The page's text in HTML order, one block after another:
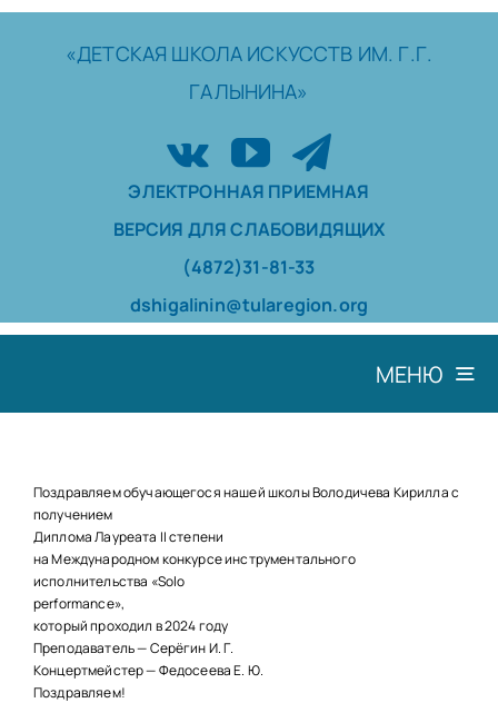
Skip
«ДЕТСКАЯ ШКОЛА ИСКУССТВ ИМ. Г.Г.
ГАЛЫНИНА»
ЭЛЕКТРОННАЯ ПРИЕМНАЯ
ВЕРСИЯ ДЛЯ СЛАБОВИДЯЩИХ
(4872)31-81-33
dshigalinin@tularegion.org
МЕНЮ
О ПРИЕМЕ
СВЕДЕНИЯ ОБ ОО
Поздравляем обучающегося нашей школы Володичева Кирилла с
получением
Диплома Лауреата II степени
на Международном конкурсе инструментального
исполнительства «Solo
performance»,
который проходил в 2024 году
Преподаватель — Серёгин И. Г.
Концертмейстер — Федосеева Е. Ю.
Поздравляем!